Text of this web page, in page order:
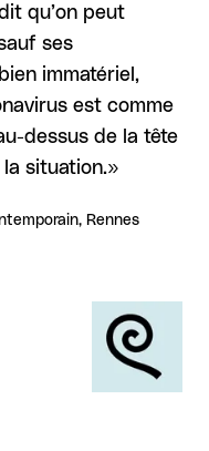
qu’on peut
ses
immatériel,
est comme
dessus de la tête
la situation.»
Rennes